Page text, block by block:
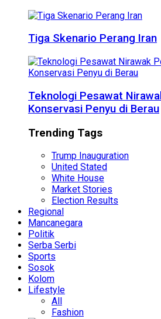
Tiga Skenario Perang Iran
Teknologi Pesawat
Konservasi Penyu di Berau
Trending Tags
Trump Inauguration
United Stated
White House
Market Stories
Election Results
Regional
Mancanegara
Politik
Serba Serbi
Sports
Sosok
Kolom
Lifestyle
All
Fashion